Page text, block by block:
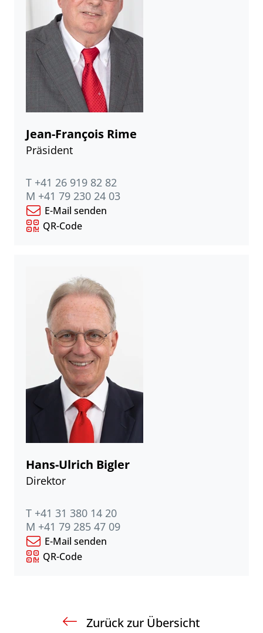
Jean-François Rime
Präsident
T +41 26 919 82 82
M +41 79 230 24 03
E-Mail senden
QR-Code
Hans-Ulrich Bigler
Direktor
T +41 31 380 14 20
M +41 79 285 47 09
E-Mail senden
QR-Code
Zurück zur Übersicht